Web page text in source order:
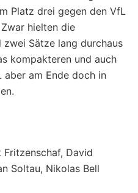
Platz drei gegen den VfL
hielten die
zwei Sätze lang durchaus
kompakteren und auch
aber am Ende doch in
Fritzenschaf, David
Soltau, Nikolas Bell